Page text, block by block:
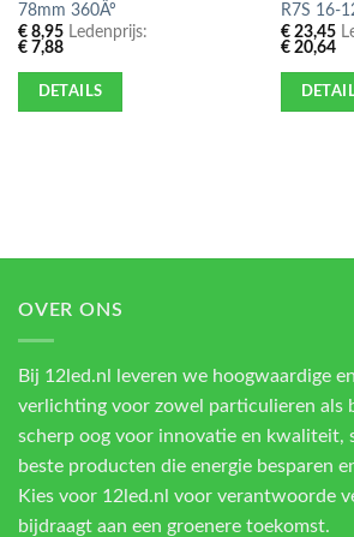
78mm 360Âº
€8,95Ledenprijs:
€7,88
DETAILS
R7S 16-
€23,45
€20,64
OVER ONS
Bij 12led.nl leveren we hoogwaardige
verlichting voor zowel particulieren als
scherp oog voor innovatie en kwaliteit,
beste producten die energie besparen
Kies voor 12led.nl voor verantwoorde
bijdraagt aan een groenere toekomst.